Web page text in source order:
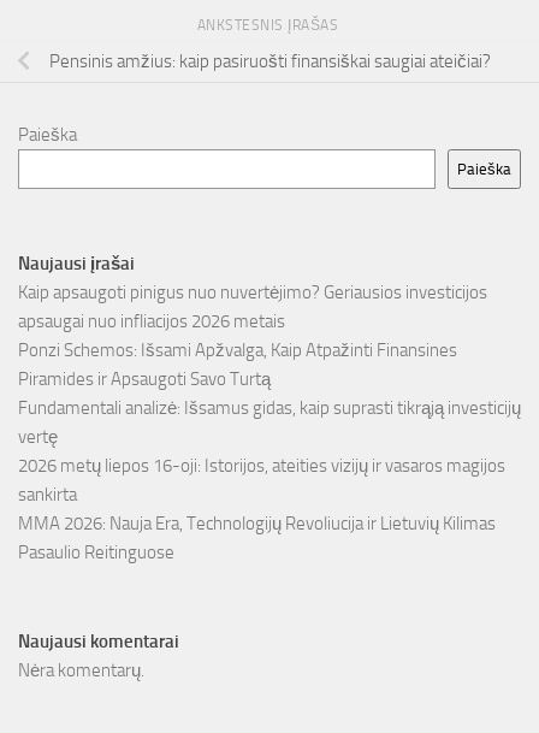
ANKSTESNIS ĮRAŠAS
Pensinis amžius: kaip pasiruošti finansiškai saugiai ateičiai?
Paieška
Paieška
Naujausi įrašai
Kaip apsaugoti pinigus nuo nuvertėjimo? Geriausios investicijos
apsaugai nuo infliacijos 2026 metais
Ponzi Schemos: Išsami Apžvalga, Kaip Atpažinti Finansines
Piramides ir Apsaugoti Savo Turtą
Fundamentali analizė: Išsamus gidas, kaip suprasti tikrąją investicijų
vertę
2026 metų liepos 16-oji: Istorijos, ateities vizijų ir vasaros magijos
sankirta
MMA 2026: Nauja Era, Technologijų Revoliucija ir Lietuvių Kilimas
Pasaulio Reitinguose
Naujausi komentarai
Nėra komentarų.